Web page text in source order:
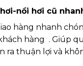
nồi hơi cũ
hàng nhanh
hàng . Giúp
ra thuận lợi và